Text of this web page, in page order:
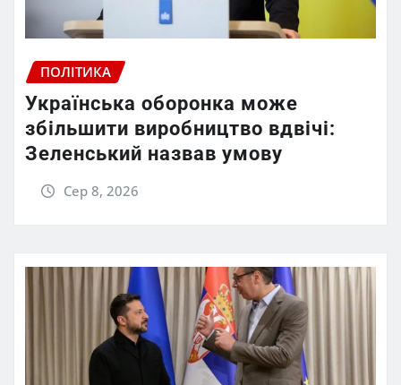
ПОЛІТИКА
Українська оборонка може
збільшити виробництво вдвічі:
Зеленський назвав умову
Сер 8, 2026